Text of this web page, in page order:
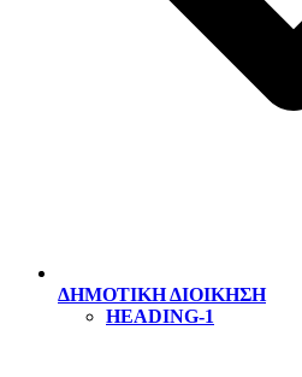
ΔΗΜΟΤΙΚΗ ΔΙΟΙΚΗΣΗ
HEADING-1